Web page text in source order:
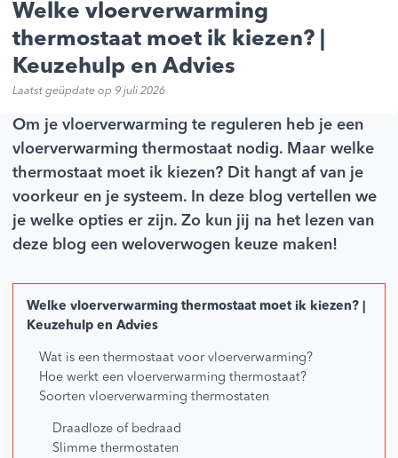
Welke vloerverwarming
thermostaat moet ik kiezen? |
Keuzehulp en Advies
Laatst geüpdate op 9 juli 2026
Om je vloerverwarming te reguleren heb je een
vloerverwarming thermostaat nodig. Maar welke
thermostaat moet ik kiezen? Dit hangt af van je
voorkeur en je systeem. In deze blog vertellen we
je welke opties er zijn. Zo kun jij na het lezen van
deze blog een weloverwogen keuze maken!
Welke vloerverwarming thermostaat moet ik kiezen? |
Keuzehulp en Advies
Wat is een thermostaat voor vloerverwarming?
Hoe werkt een vloerverwarming thermostaat?
Soorten vloerverwarming thermostaten
Draadloze of bedraad
Slimme thermostaten